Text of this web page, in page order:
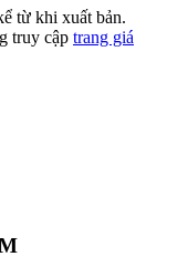
từ khi xuất bản.
truy cập trang giá